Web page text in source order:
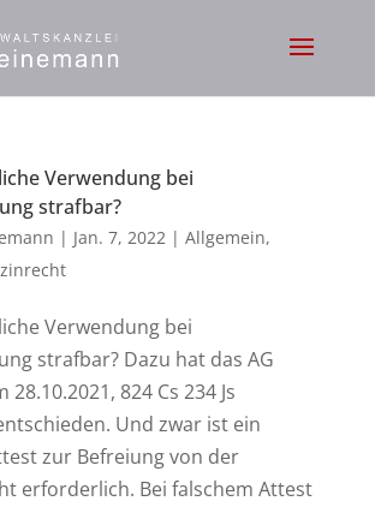
Verwendung bei
strafbar?
| Jan. 7, 2022| Allgemein,
Verwendung bei
strafbar? Dazu hat das AG
28.10.2021, 824 Cs 234 Js
Und zwar ist ein
zur Befreiung von der
erforderlich. Bei falschem Attest